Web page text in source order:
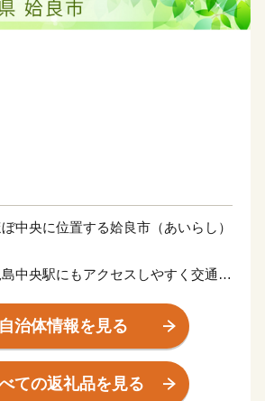
中央に位置する姶良市（あいらし）
中央駅にもアクセスしやすく交通の
る “暮らしやすいまち”です。
キング（鹿児島県版）」では1位の
して自然・歴史・伝統・文化が息づ
自治体情報を見る
ての返礼品を見る